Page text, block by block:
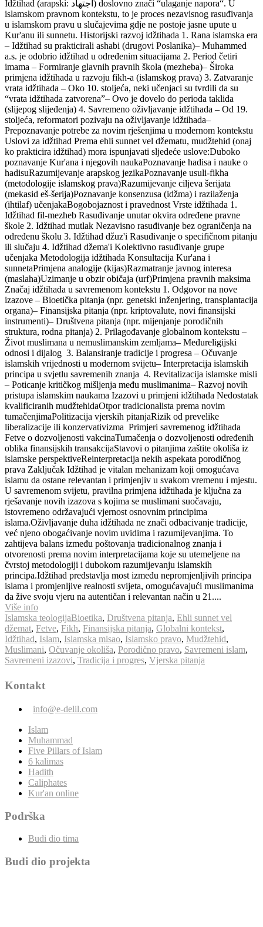
Idžtihad (arapski: اجتهاد) doslovno znači “ulaganje napora“. U
islamskom pravnom kontekstu, to je proces nezavisnog rasuđivanja
u islamskom pravu u slučajevima gdje ne postoje jasne upute u
Kur'anu ili sunnetu. Historijski razvoj idžtihada 1. Rana islamska era
– Idžtihad su prakticirali ashabi (drugovi Poslanika)– Muhammed
a.s. je odobrio idžtihad u određenim situacijama 2. Period četiri
imama – Formiranje glavnih pravnih škola (mezheba)– Široka
primjena idžtihada u razvoju fikh-a (islamskog prava) 3. Zatvaranje
vrata idžtihada – Oko 10. stoljeća, neki učenjaci su tvrdili da su
“vrata idžtihada zatvorena”– Ovo je dovelo do perioda taklida
(slijepog slijeđenja) 4. Savremeno oživljavanje idžtihada – Od 19.
stoljeća, reformatori pozivaju na oživljavanje idžtihada–
Prepoznavanje potrebe za novim rješenjima u modernom kontekstu
Uslovi za idžtihad Prema ehli sunnet vel džematu, mudžtehid (onaj
ko prakticira idžtihad) mora ispunjavati sljedeće uslove:Duboko
poznavanje Kur'ana i njegovih naukaPoznavanje hadisa i nauke o
hadisuRazumijevanje arapskog jezikaPoznavanje usuli-fikha
(metodologije islamskog prava)Razumijevanje ciljeva šerijata
(mekasid eš-šerija)Poznavanje konsenzusa (idžma) i razilaženja
(ihtilaf) učenjakaBogobojaznost i pravednost Vrste idžtihada 1.
Idžtihad fil-mezheb Rasuđivanje unutar okvira određene pravne
škole 2. Idžtihad mutlak Nezavisno rasuđivanje bez ograničenja na
određenu školu 3. Idžtihad džuz'i Rasuđivanje o specifičnom pitanju
ili slučaju 4. Idžtihad džema'i Kolektivno rasuđivanje grupe
učenjaka Metodologija idžtihada Konsultacija Kur'ana i
sunnetaPrimjena analogije (kijas)Razmatranje javnog interesa
(maslaha)Uzimanje u obzir običaja (urf)Primjena pravnih maksima
Značaj idžtihada u savremenom kontekstu 1. Odgovor na nove
izazove – Bioetička pitanja (npr. genetski inženjering, transplantacija
organa)– Finansijska pitanja (npr. kriptovalute, novi finansijski
instrumenti)– Društvena pitanja (npr. mijenjanje porodičnih
struktura, rodna pitanja) 2. Prilagođavanje globalnom kontekstu –
Život muslimana u nemuslimanskim zemljama– Međureligijski
odnosi i dijalog 3. Balansiranje tradicije i progresa – Očuvanje
islamskih vrijednosti u modernom svijetu– Interpretacija islamskih
principa u svjetlu savremenih znanja 4. Revitalizacija islamske misli
– Poticanje kritičkog mišljenja među muslimanima– Razvoj novih
pristupa islamskim naukama Izazovi u primjeni idžtihada Nedostatak
kvalificiranih mudžtehidaOtpor tradicionalista prema novim
tumačenjimaPolitizacija vjerskih pitanjaRizik od prevelike
liberalizacije ili konzervativizma Primjeri savremenog idžtihada
Fetve o dozvoljenosti vakcinaTumačenja o dozvoljenosti određenih
oblika finansijskih transakcijaStavovi o pitanjima zaštite okoliša iz
islamske perspektiveReinterpretacija nekih aspekata porodičnog
prava Zaključak Idžtihad je vitalan mehanizam koji omogućava
islamu da ostane relevantan i primjenjiv u svakom vremenu i mjestu.
U savremenom svijetu, pravilna primjena idžtihada je ključna za
rješavanje novih izazova s kojima se muslimani suočavaju,
istovremeno održavajući vjernost osnovnim principima
islama.Oživljavanje duha idžtihada ne znači odbacivanje tradicije,
već njeno obogaćivanje novim uvidima i razumijevanjima. To
zahtijeva balans između poštovanja tradicionalnog znanja i
otvorenosti prema novim interpretacijama koje su utemeljene na
čvrstoj metodologiji i dubokom razumijevanju islamskih
principa.Idžtihad predstavlja most između nepromjenljivih principa
islama i promjenljive realnosti svijeta, omogućavajući muslimanima
da žive svoju vjeru na autentičan i relevantan način u 21....
Više info
Islamska teologijaBioetika, Društvena pitanja, Ehli sunnet vel
džemat, Fetve, Fikh, Finansijska pitanja, Globalni kontekst,
Idžtihad, Islam, Islamska misao, Islamsko pravo, Mudžtehid,
Muslimani, Očuvanje okoliša, Porodično pravo, Savremeni islam,
Savremeni izazovi, Tradicija i progres, Vjerska pitanja
Kontakt
info@e-delil.com
Islam
Muhammad
Five Pillars of Islam
6 kalimas
Hadith
Caliphates
Kur'an online
Podrška
Budi dio tima
Budi dio projekta